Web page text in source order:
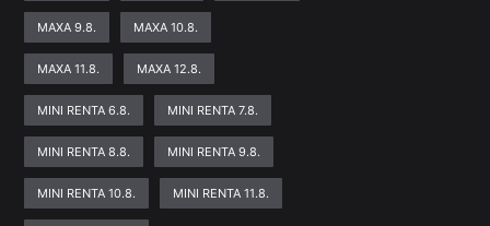
MAXA 9.8. MAXA 10.8.
MAXA 11.8. MAXA 12.8.
MINI RENTA 6.8. MINI RENTA 7.8.
MINI RENTA 8.8. MINI RENTA 9.8.
MINI RENTA 10.8. MINI RENTA 11.8.